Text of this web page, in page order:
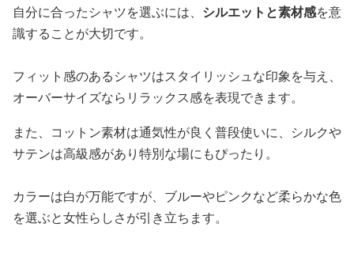
自分に合ったシャツを選ぶには、 シルエットと素材感を意
識することが大切です。
フィット感のあるシャツはスタイリッシュな印象を与え、
オーバーサイズならリラックス感を表現できます。
また、コットン素材は通気性が良く普段使いに、シルクや
サテンは高級感があり特別な場にもぴったり。
カラーは白が万能ですが、ブルーやピンクなど柔らかな色
を選ぶと女性らしさが引き立ちます。